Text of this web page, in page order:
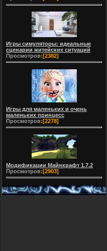
Игры симуляторы: идеальные
сценарии житейских ситуаций
Просмотров:[2382]
Игры для маленьких и очень
маленьких принцесс
Просмотров:[2278]
Модификации Майнкрафт 1.7.2
Просмотров:[2903]